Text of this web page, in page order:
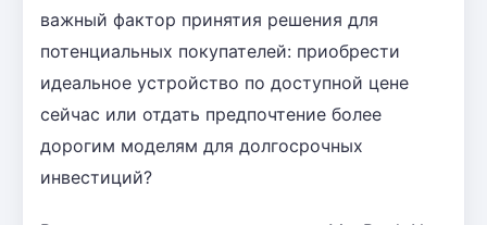
важный фактор принятия решения для
потенциальных покупателей: приобрести
идеальное устройство по доступной цене
сейчас или отдать предпочтение более
дорогим моделям для долгосрочных
инвестиций?